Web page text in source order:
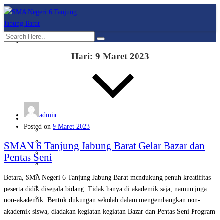
Home
Profil
Sambutan
Sekapur Sirih
Sejarah
Visi & Misi
Mars Smansix
Logo
Data Sekolah
Hari: 9 Maret 2023
admin
Posted on 9 Maret 2023
SMAN 6 Tanjung Jabung Barat Gelar Bazar dan
Pentas Seni
Betara, SMA Negeri 6 Tanjung Jabung Barat mendukung penuh kreatifitas
peserta didik disegala bidang. Tidak hanya di akademik saja, namun juga
non-akademik. Bentuk dukungan sekolah dalam mengembangkan non-
akademik siswa, diadakan kegiatan kegiatan Bazar dan Pentas Seni Program